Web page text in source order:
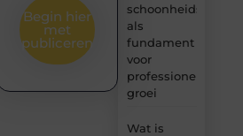
als
fundament
voor
professionele
groei
Wat is
Begin hier
met
publiceren